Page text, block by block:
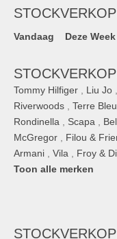
Vandaag Deze Week
Tommy Hilfiger Liu Jo
Riverwoods
Terre
Rondinella
Scapa
McGregor
Filou &
Armani
Vila Froy &
Toon alle merken